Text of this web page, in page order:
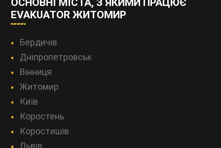
EVAKUATOR ЖИТОМИР
Бердичів
Дніпропетровськ
Вінниця
Житомир
Київ
Коростень
Коростишів
Львів